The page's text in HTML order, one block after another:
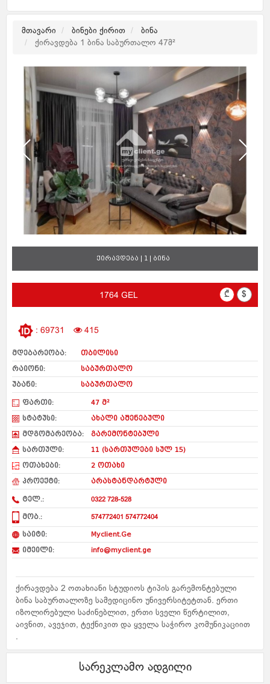
მთავარი ბინები ქირით
ბინა
ქირავდება 1 ბინა საბურთალო 47მ²
ქირავდება | 1 | ბინა
1764 GEL ₾ $
: 69731 415
მდებარეობა:
თბილისი
რაიონი:
საბურთალო
უბანი:
საბურთალო
ფართი:
47 მ²
სტატუსი:
ახალი აშენებული
მდგომარეობა:
გარემონტებული
სართული:
11 (სართულები სულ 15)
ოთახები:
2 ოთახი
პროექტი:
არასტანდარტული
ტელ.: 0322 728-528
მობ.: 574772401 574772404
საიტი:
Myclient.Ge
იმეილი:
info@myclient.ge
ქირავდება 2 ოთახიანი სტუდიოს ტიპის გარემონტებული
ბინა საბურთალოზე სამედიცინო უნივერსიტეტთან. ერთი
იზოლირებული საძინებლით, ერთი სველი წერტილით,
აივნით, ავეჯით, ტექნიკით და ყველა საჭირო კომუნიკაციით
.
სარეკლამო ადგილი